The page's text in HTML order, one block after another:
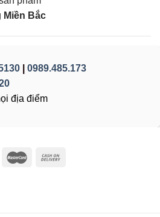
Miền Bắc
0989.485.173
địa điểm